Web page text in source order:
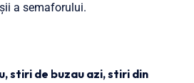
a semaforului.
,stiri de buzau azi,stiri din